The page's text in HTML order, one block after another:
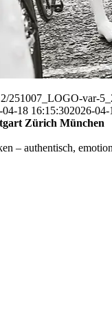
251007_LOGO-var-
04-18 16:15:302026-
Zürich München
– authentisch,